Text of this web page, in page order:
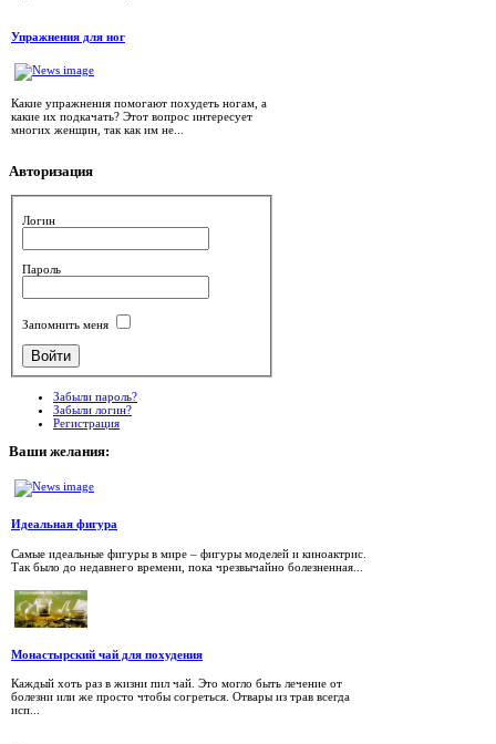
Упражнения для ног
Какие упражнения помогают похудеть ногам, а
какие их подкачать? Этот вопрос интересует
многих женщин, так как им не...
Авторизация
Логин
Пароль
Запомнить меня
Забыли пароль?
Забыли логин?
Регистрация
Ваши желания:
Идеальная фигура
Самые идеальные фигуры в мире – фигуры моделей и киноактрис.
Так было до недавнего времени, пока чрезвычайно болезненная...
Монастырский чай для похудения
Каждый хоть раз в жизни пил чай. Это могло быть лечение от
болезни или же просто чтобы согреться. Отвары из трав всегда
исп...